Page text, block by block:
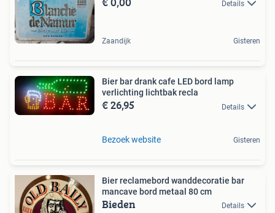
Details
Zaandijk Gisteren
Bier bar drank cafe LED bord lamp
verlichting lichtbak recla
€ 26,95 Details
Bezoek website Gisteren
Bier reclamebord wanddecoratie bar
mancave bord metaal 80 cm
Bieden Details